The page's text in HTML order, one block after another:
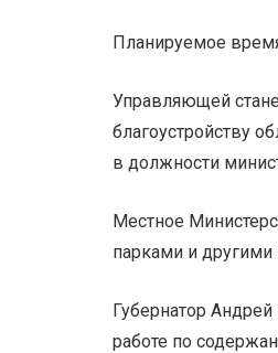
Планируемое
Управляющей
благоустройству
в должности
Местное
парками и другими
Губернатор Андрей
работе по